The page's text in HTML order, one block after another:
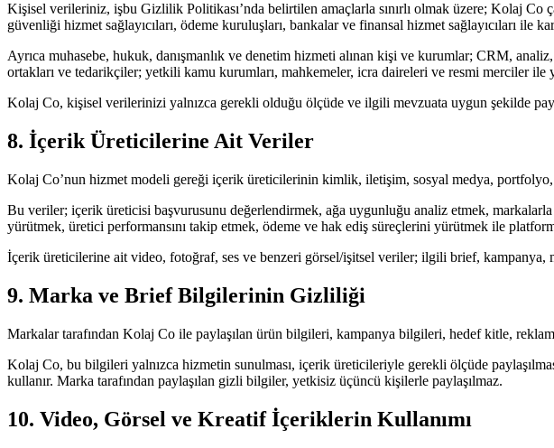
Kişisel verileriniz, işbu Gizlilik Politikası’nda belirtilen amaçlarla sınırlı olmak üzere; Kolaj Co
güvenliği hizmet sağlayıcıları, ödeme kuruluşları, bankalar ve finansal hizmet sağlayıcıları ile
Ayrıca muhasebe, hukuk, danışmanlık ve denetim hizmeti alınan kişi ve kurumlar; CRM,
ortakları ve tedarikçiler; yetkili kamu kurumları, mahkemeler, icra daireleri ve resmi merciler
Kolaj Co, kişisel verilerinizi yalnızca gerekli olduğu ölçüde ve ilgili mevzuata uygun şekilde
8. İçerik Üreticilerine Ait Veriler
Kolaj Co’nun hizmet modeli gereği içerik üreticilerinin kimlik, iletişim, sosyal medya,
Bu veriler; içerik üreticisi başvurusunu değerlendirmek, ağa uygunluğu analiz etmek,
yürütmek, üretici performansını takip etmek, ödeme ve hak ediş süreçlerini yürütmek ile
İçerik üreticilerine ait video, fotoğraf, ses ve benzeri görsel/işitsel veriler; ilgili brief, kampanya,
9. Marka ve Brief Bilgilerinin Gizliliği
Markalar tarafından Kolaj Co ile paylaşılan ürün bilgileri, kampanya bilgileri, hedef kitle,
Kolaj Co, bu bilgileri yalnızca hizmetin sunulması, içerik üreticileriyle gerekli ölçüde
kullanır. Marka tarafından paylaşılan gizli bilgiler, yetkisiz üçüncü kişilerle paylaşılmaz.
10. Video, Görsel ve Kreatif İçeriklerin Kullanımı